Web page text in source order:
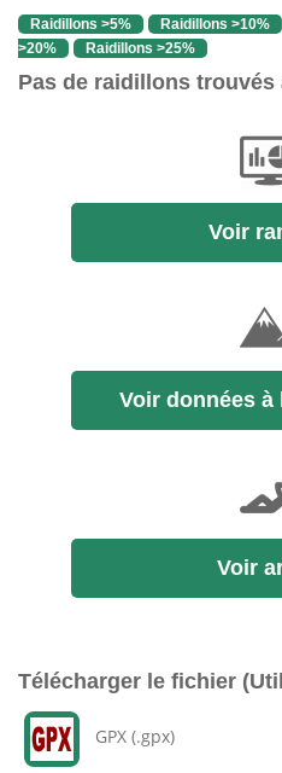
Raidillons >5% Raidillons >10%
>20%
Raidillons >25%
Pas de raidillons trouvés
Voir
Voir données
Voir
Télécharger le fichier
GPX (.gpx)